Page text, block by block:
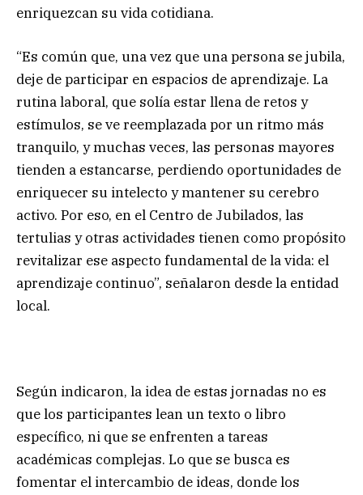
enriquezcan su vida cotidiana.
“Es común que, una vez que una persona se jubila,
deje de participar en espacios de aprendizaje. La
rutina laboral, que solía estar llena de retos y
estímulos, se ve reemplazada por un ritmo más
tranquilo, y muchas veces, las personas mayores
tienden a estancarse, perdiendo oportunidades de
enriquecer su intelecto y mantener su cerebro
activo. Por eso, en el Centro de Jubilados, las
tertulias y otras actividades tienen como propósito
revitalizar ese aspecto fundamental de la vida: el
aprendizaje continuo”, señalaron desde la entidad
local.
Según indicaron, la idea de estas jornadas no es
que los participantes lean un texto o libro
específico, ni que se enfrenten a tareas
académicas complejas. Lo que se busca es
fomentar el intercambio de ideas, donde los